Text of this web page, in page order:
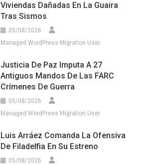
Viviendas Dañadas En La Guaira
Tras Sismos
05/08/2026
Managed WordPress Migration User
Justicia De Paz Imputa A 27
Antiguos Mandos De Las FARC
Crímenes De Guerra
05/08/2026
Managed WordPress Migration User
Luis Arráez Comanda La Ofensiva
De Filadelfia En Su Estreno
05/08/2026